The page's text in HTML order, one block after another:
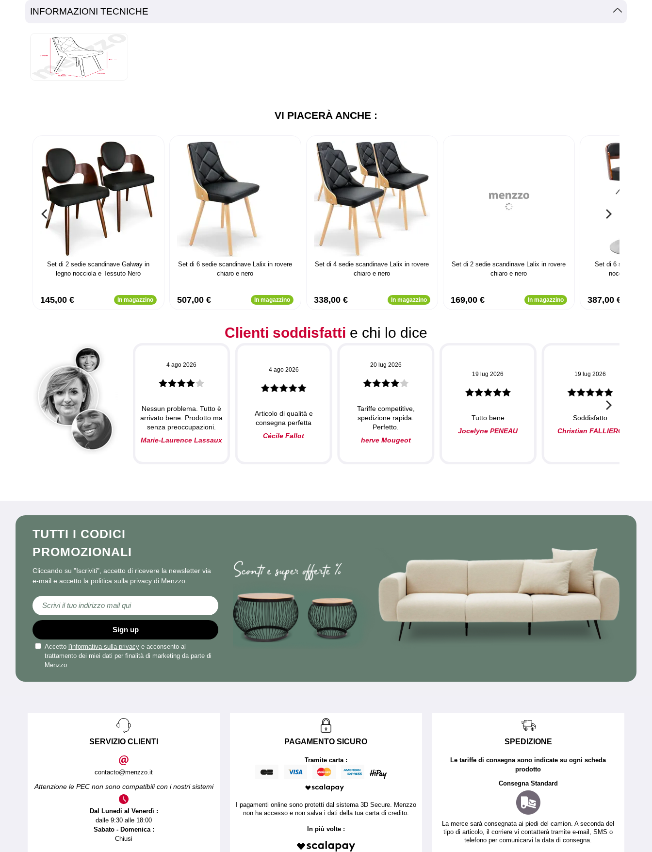
INFORMAZIONI TECNICHE
VI PIACERÀ ANCHE :
Set di 2 sedie scandinave Galway in
legno nocciola e Tessuto Nero
145,00 € In magazzino
Set di 6 sedie scandinave Lalix in rovere
chiaro e nero
507,00 € In magazzino
Set di 4 sedie scandinave Lalix in rovere
chiaro e nero
338,00 € In magazzino
Set di 2 sedie scandinave Lalix in rovere
chiaro e nero
169,00 € In magazzino
Set di 6 sedie da
nocciola e
387,00 €
Clienti soddisfatti e chi lo dice
4 ago 2026
Nessun problema. Tutto è
arrivato bene. Prodotto ma
senza preoccupazioni.
Marie-Laurence Lassaux
4 ago 2026
Articolo di qualità e
consegna perfetta
Cécile Fallot
20 lug 2026
Tariffe competitive,
spedizione rapida.
Perfetto.
herve Mougeot
19 lug 2026
Tutto bene
Jocelyne PENEAU
19 lug 2026
Soddisfatto
Christian FALLIERO
TUTTI I CODICI
PROMOZIONALI
Cliccando su "Iscriviti", accetto di ricevere la newsletter via
e-mail e accetto la politica sulla privacy di Menzzo.
Iscriviti alla nostra Newsletter:
Sign up
Accetto l'informativa sulla privacy e acconsento al
trattamento dei miei dati per finalità di marketing da parte di
Menzzo
SERVIZIO CLIENTI
contacto@menzzo.it
Attenzione le PEC non sono compatibili con i nostri sistemi
Dal Lunedi al Venerdì :
dalle 9:30 alle 18:00
Sabato - Domenica :
Chiusi
PAGAMENTO SICURO
Tramite carta :
I pagamenti online sono protetti dal sistema 3D Secure. Menzzo
non ha accesso e non salva i dati della tua carta di credito.
In più volte :
SPEDIZIONE
Le tariffe di consegna sono indicate su ogni scheda
prodotto
Consegna Standard
La merce sarà consegnata ai piedi del camion. A seconda del
tipo di articolo, il corriere vi contatterà tramite e-mail, SMS o
telefono per comunicarvi la data di consegna.